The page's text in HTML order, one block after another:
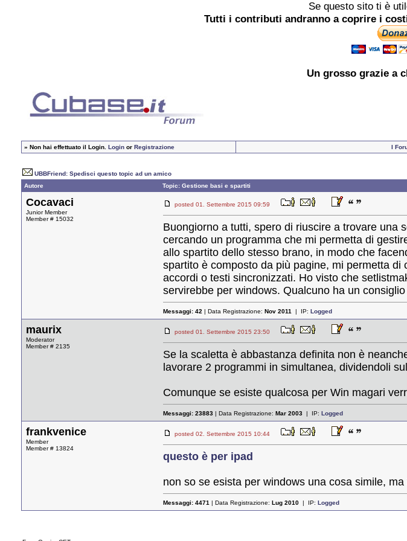
Se questo sito ti è
Tutti i contributi andranno a coprire i
Un grosso grazie a
» Non hai effettuato il Login. Login or Registrazione I
UBBFriend: Spedisci questo topic ad un amico
Autore
Topic: Gestione basi e spartiti
Cocavaci
Junior Member
Member # 15032
posted 01. Settembre 2015 09:59
Buongiorno a tutti, spero di riuscire a trovare una
cercando un programma che mi permetta di
allo spartito dello stesso brano, in modo che
spartito è composto da più pagine, mi permetta
accordi o testi sincronizzati. Ho visto che
servirebbe per windows. Qualcuno ha un
Messaggi: 42 | Data Registrazione: Nov 2011 | IP: Logged
maurix
Moderator
Member # 2135
posted 01. Settembre 2015 23:50
Se la scaletta è abbastanza definita non è
lavorare 2 programmi in simultanea, dividendoli
Comunque se esiste qualcosa per Win magari
Messaggi: 23883 | Data Registrazione: Mar 2003 | IP: Logged
frankvenice
Member
Member # 13824
posted 02. Settembre 2015 10:44
questo è per ipad
non so se esista per windows una cosa simile,
Messaggi: 4471 | Data Registrazione: Lug 2010 | IP: Logged